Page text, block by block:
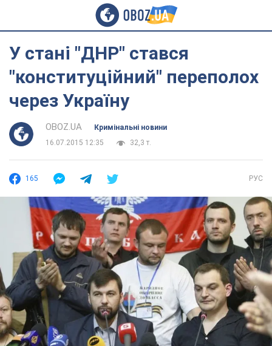
У стані "ДНР" стався
"конституційний" переполох
через Україну
OBOZ.UA
Кримінальні новини
16.07.2015 12:35
32,3 т.
165 РУС